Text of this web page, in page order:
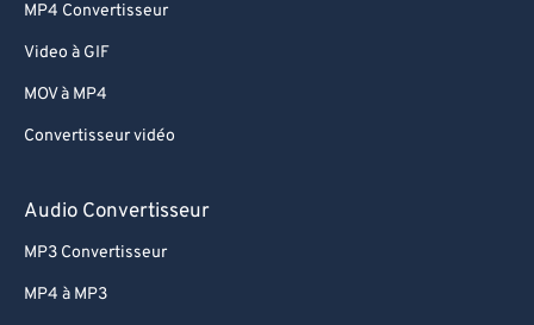
MP4 Convertisseur
Video à GIF
MOV à MP4
Convertisseur vidéo
Audio Convertisseur
MP3 Convertisseur
MP4 à MP3